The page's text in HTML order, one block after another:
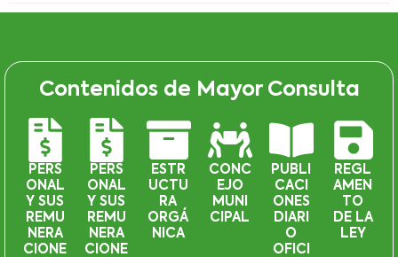
Contenidos de Mayor Consulta
PERS
ONAL
Y SUS
REMU
NERA
CIONE
PERS
ONAL
Y SUS
REMU
NERA
CIONE
ESTR
UCTU
RA
ORGÁ
NICA
CONC
EJO
MUNI
CIPAL
PUBLI
CACI
ONES
DIARI
O
OFICI
REGL
AMEN
TO
DE LA
LEY